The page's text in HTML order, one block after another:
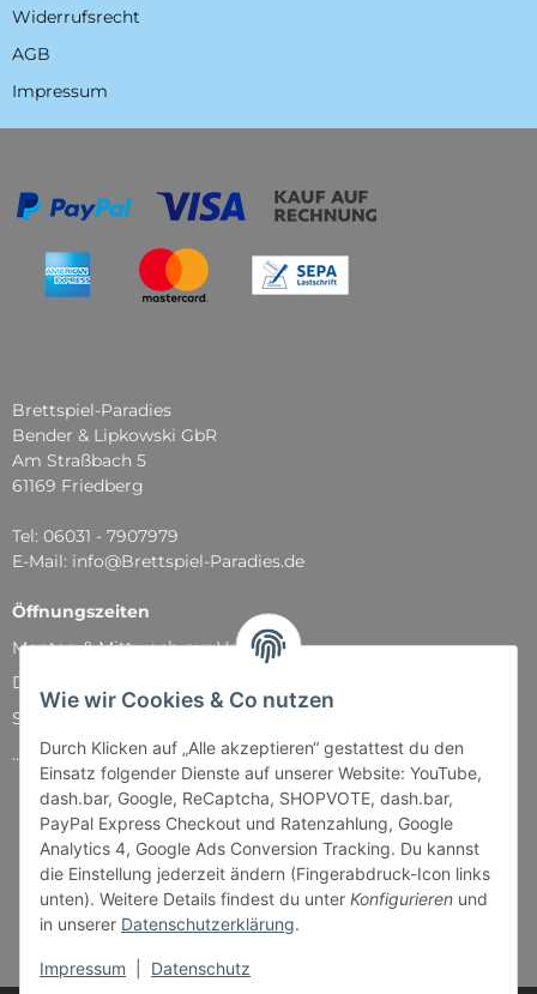
Wie wir Cookies & Co nutzen
Durch Klicken auf „Alle akzeptieren“ gestattest du den
Einsatz folgender Dienste auf unserer Website: YouTube,
dash.bar, Google, ReCaptcha, SHOPVOTE, dash.bar,
PayPal Express Checkout und Ratenzahlung, Google
Analytics 4, Google Ads Conversion Tracking. Du kannst
die Einstellung jederzeit ändern (Fingerabdruck-Icon links
unten). Weitere Details findest du unter Konfigurieren und
in unserer Datenschutzerklärung.
Impressum Datenschutz
Widerrufsrecht
AGB
Impressum
Brettspiel-Paradies
Bender & Lipkowski GbR
Am Straßbach 5
61169 Friedberg
Tel: 06031 - 7907979
E-Mail: info@Brettspiel-Paradies.de
Öffnungszeiten
Montag & Mittwoch nur Versand
Dienstag, Donnerstag und Freitag: 11:00 - 18:30 Uhr
Samstag: 11:00 - 14:00 Uhr
...und natürlich während unserer Events